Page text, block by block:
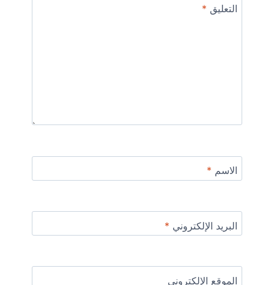
التعليق *
الاسم *
البريد الإلكتروني *
الموقع الإلكتروني